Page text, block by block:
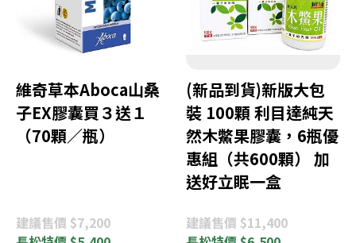
維奇草本Aboca山桑
子EX膠囊買３送１
（70顆／瓶）
建議售價 $7,200
(新品到貨)新版大包
裝 100顆 利目達純天
然木鱉果膠囊，6瓶優
惠組（共600顆） 加
送好立眠一盒
建議售價 $11,400